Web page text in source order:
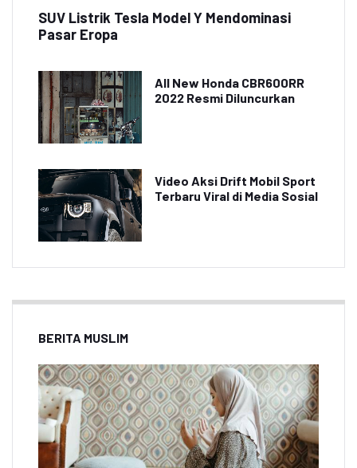
SUV Listrik Tesla Model Y Mendominasi
Pasar Eropa
All New Honda CBR600RR
2022 Resmi Diluncurkan
Video Aksi Drift Mobil Sport
Terbaru Viral di Media Sosial
BERITA MUSLIM